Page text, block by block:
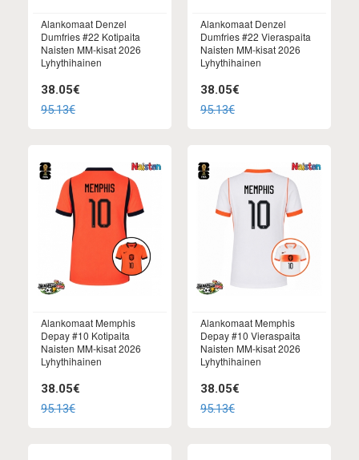
Alankomaat Denzel
Dumfries #22 Kotipaita
Naisten MM-kisat 2026
Lyhythihainen
38.05€
95.13€
Alankomaat Denzel
Dumfries #22 Vieraspaita
Naisten MM-kisat 2026
Lyhythihainen
38.05€
95.13€
Alankomaat Memphis
Depay #10 Kotipaita
Naisten MM-kisat 2026
Lyhythihainen
38.05€
95.13€
Alankomaat Memphis
Depay #10 Vieraspaita
Naisten MM-kisat 2026
Lyhythihainen
38.05€
95.13€